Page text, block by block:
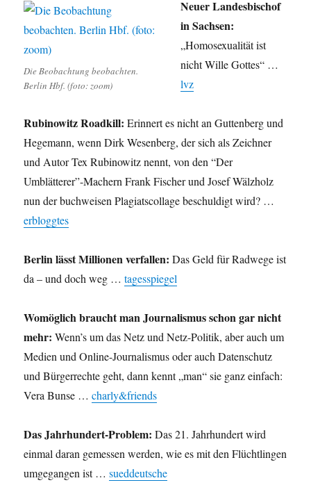
Die Beobachtung beobachten.
Berlin Hbf. (foto: zoom)
Neuer Landesbischof
in Sachsen:
„Homosexualität ist
nicht Wille Gottes“ …
lvz
Rubinowitz Roadkill: Erinnert es nicht an Guttenberg und
Hegemann, wenn Dirk Wesenberg, der sich als Zeichner
und Autor Tex Rubinowitz nennt, von den “Der
Umblätterer”-Machern Frank Fischer und Josef Wälzholz
nun der buchweisen Plagiatscollage beschuldigt wird? …
erbloggtes
Berlin lässt Millionen verfallen: Das Geld für Radwege ist
da – und doch weg …tagesspiegel
Womöglich braucht man Journalismus schon gar nicht
mehr: Wenn’s um das Netz und Netz-Politik, aber auch um
Medien und Online-Journalismus oder auch Datenschutz
und Bürgerrechte geht, dann kennt „man“ sie ganz einfach:
Vera Bunse …charly&friends
Das Jahrhundert-Problem: Das 21. Jahrhundert wird
einmal daran gemessen werden, wie es mit den Flüchtlingen
umgegangen ist …sueddeutsche